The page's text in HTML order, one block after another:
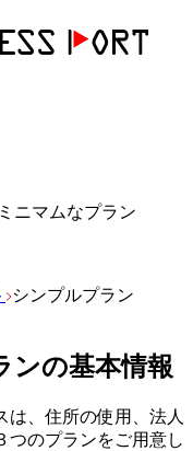
ニマムなプラン
シンプルプラン
ンの基本情報
は、住所の使用、法人
つのプランをご用意し